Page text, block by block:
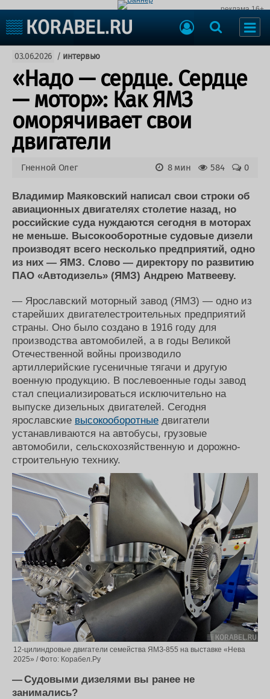
реклама 16+
Судоходство
Судоремонт
События
Пресс-релизы
Порты
ВМФ
Образование
Яхты и катера
Еще
Пульс
Новости
Компании
Репутация
Работа
Крюинг
Журнал
Доска объявлений
Продажа флота
Оборудование
Изделия
Материалы
Услуги
Конференции
Выставки и семинары
Личности
Словарь
Флот
Галерея флота
Форум
Все службы
03.06.2026 / интервью
«Надо — сердце. Сердце
— мотор»: Как ЯМЗ
оморячивает свои
двигатели
Гненной Олег 0
584
8 мин
Владимир Маяковский написал свои строки об
авиационных двигателях столетие назад, но
российские суда нуждаются сегодня в моторах
не меньше. Высокооборотные судовые дизели
производят всего несколько предприятий, одно
из них — ЯМЗ. Слово — директору по развитию
ПАО «Автодизель» (ЯМЗ) Андрею Матвееву.
— Ярославский моторный завод (ЯМЗ) — одно из
старейших двигателестроительных предприятий
страны. Оно было создано в 1916 году для
производства автомобилей, а в годы Великой
Отечественной войны производило
артиллерийские гусеничные тягачи и другую
военную продукцию. В послевоенные годы завод
стал специализироваться исключительно на
выпуске дизельных двигателей. Сегодня
ярославские высокооборотные двигатели
устанавливаются на автобусы, грузовые
автомобили, сельскохозяйственную и дорожно-
строительную технику.
12-цилиндровые двигатели семейства ЯМЗ-855 на выставке «Нева
2025» / Фото: Корабел.Ру
— Судовыми дизелями вы ранее не
занимались?